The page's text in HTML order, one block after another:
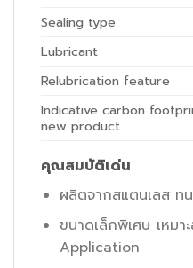
Sealing type
Lubricant
Relubrication feature
Indicative carbon
new product
คุณสมบัติเด่น
ผลิตจากสแตนเลส ท
ขนาดเล็กพิเศษ เหมา
Application